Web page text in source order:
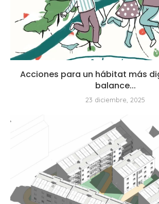
Acciones para un hábitat más
balance...
23 diciembre, 2025